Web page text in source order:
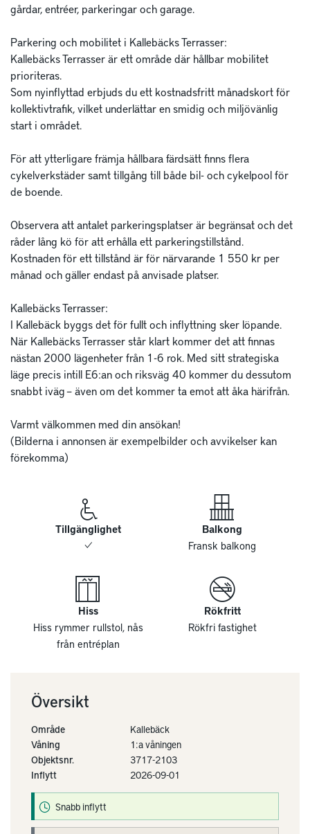
gårdar, entréer, parkeringar och garage.
Parkering och mobilitet i Kallebäcks Terrasser:
Kallebäcks Terrasser är ett område där hållbar mobilitet
prioriteras.
Som nyinflyttad erbjuds du ett kostnadsfritt månadskort för
kollektivtrafik, vilket underlättar en smidig och miljövänlig
start i området.
För att ytterligare främja hållbara färdsätt finns flera
cykelverkstäder samt tillgång till både bil- och cykelpool för
de boende.
Observera att antalet parkeringsplatser är begränsat och det
råder lång kö för att erhålla ett parkeringstillstånd.
Kostnaden för ett tillstånd är för närvarande 1 550 kr per
månad och gäller endast på anvisade platser.
Kallebäcks Terrasser:
I Kallebäck byggs det för fullt och inflyttning sker löpande.
När Kallebäcks Terrasser står klart kommer det att finnas
nästan 2000 lägenheter från 1-6 rok. Med sitt strategiska
läge precis intill E6:an och riksväg 40 kommer du dessutom
snabbt iväg – även om det kommer ta emot att åka härifrån.
Varmt välkommen med din ansökan!
(Bilderna i annonsen är exempelbilder och avvikelser kan
förekomma)
Tillgänglighet
Balkong
Fransk balkong
Hiss
Hiss rymmer rullstol, nås
från entréplan
Rökfritt
Rökfri fastighet
Översikt
Område
Kallebäck
Våning
1:a våningen
Objektsnr.
3717-2103
Inflytt
2026-09-01
Snabb inflytt